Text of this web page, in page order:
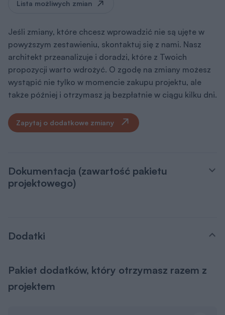
Lista możliwych zmian
Jeśli zmiany, które chcesz wprowadzić nie są ujęte w
powyższym zestawieniu, skontaktuj się z nami. Nasz
architekt przeanalizuje i doradzi, które z Twoich
propozycji warto wdrożyć. O zgodę na zmiany możesz
wystąpić nie tylko w momencie zakupu projektu, ale
także później i otrzymasz ją bezpłatnie w ciągu kilku dni.
Zapytaj o dodatkowe zmiany
Dokumentacja (zawartość pakietu
projektowego)
Dodatki
Pakiet dodatków, który otrzymasz razem z
projektem